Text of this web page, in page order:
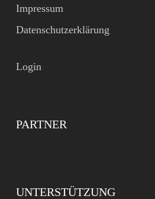
Impressum
Datenschutzerklärung
Login
PARTNER
UNTERSTÜTZUNG